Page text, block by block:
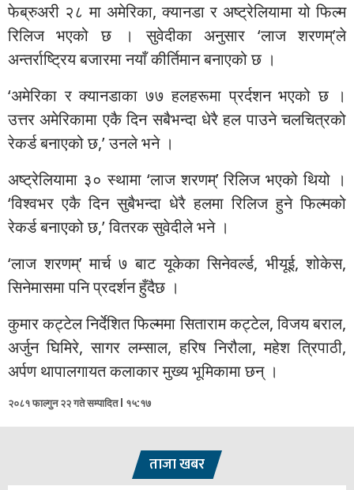
फेब्रुअरी २८ मा अमेरिका, क्यानडा र अष्ट्रेलियामा यो फिल्म
रिलिज भएको छ । सुवेदीका अनुसार ‘लाज शरणम्’ले
अन्तर्राष्ट्रिय बजारमा नयाँ कीर्तिमान बनाएको छ ।
‘अमेरिका र क्यानडाका ७७ हलहरूमा प्रर्दशन भएको छ ।
उत्तर अमेरिकामा एकै दिन सबैभन्दा धेरै हल पाउने चलचित्रको
रेकर्ड बनाएको छ,’ उनले भने ।
अष्ट्रेलियामा ३० स्थामा ‘लाज शरणम्’ रिलिज भएको थियो ।
‘विश्वभर एकै दिन सुबैभन्दा धेरै हलमा रिलिज हुने फिल्मको
रेकर्ड बनाएको छ,’ वितरक सुवेदीले भने ।
‘लाज शरणम्’ मार्च ७ बाट यूकेका सिनेवर्ल्ड, भीयूई, शोकेस,
सिनेमासमा पनि प्रदर्शन हुँदैछ ।
कुमार कट्टेल निर्देशित फिल्ममा सिताराम कट्टेल, विजय बराल,
अर्जुन घिमिरे, सागर लम्साल, हरिष निरौला, महेश त्रिपाठी,
अर्पण थापालगायत कलाकार मुख्य भूमिकामा छन् ।
२०८१ फाल्गुन २२ गते सम्पादित l १५:१७
ताजा खबर